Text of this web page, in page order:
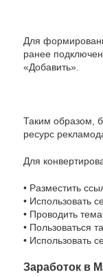
Для
ранее
«Добавить».
Таким образом,
ресурс
Для
• Разместить
• Использовать
• Проводить
• Пользоваться
• Использовать
Заработок в